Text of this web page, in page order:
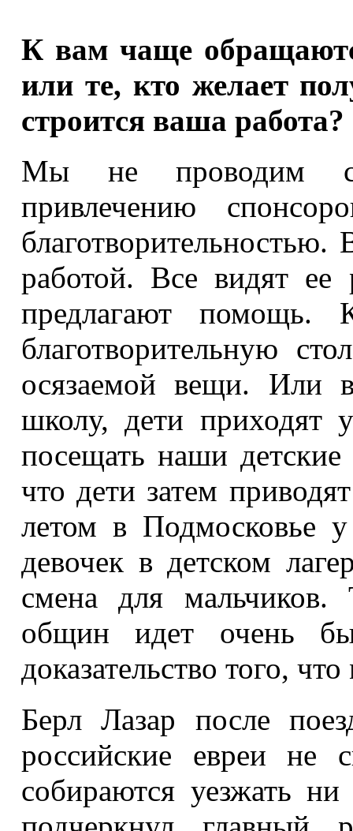
К вам чаще
или те, кто желает
строится ваша работа?
Мы не проводим
привлечению
работой. Все видят ее
предлагают помощь.
благотворительную
осязаемой вещи. Или
школу, дети приходят
посещать наши детские
что дети затем
летом в Подмосковье
девочек в детском
смена для мальчиков.
общин идет очень
доказательство того,
Берл Лазар после
российские евреи не
собираются уезжать